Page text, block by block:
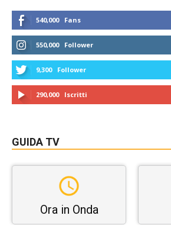
540,000 Fans
550,000 Follower
9,300 Follower
290,000 Iscritti
GUIDA TV
Ora in Onda